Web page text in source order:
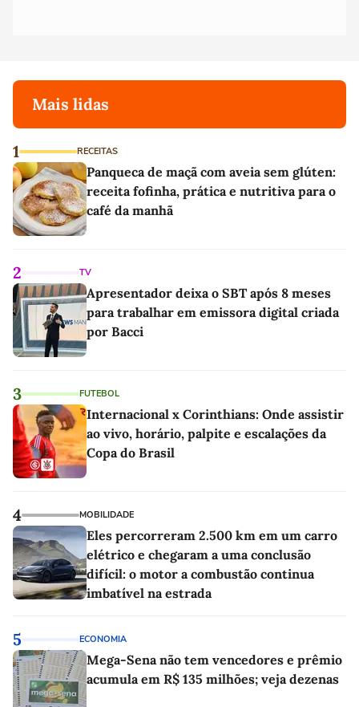
Mais lidas
1 RECEITAS
Panqueca de maçã com aveia sem glúten:
receita fofinha, prática e nutritiva para o
café da manhã
2 TV
Apresentador deixa o SBT após 8 meses
para trabalhar em emissora digital criada
por Bacci
3 FUTEBOL
Internacional x Corinthians: Onde assistir
ao vivo, horário, palpite e escalações da
Copa do Brasil
4 MOBILIDADE
Eles percorreram 2.500 km em um carro
elétrico e chegaram a uma conclusão
difícil: o motor a combustão continua
imbatível na estrada
5 ECONOMIA
Mega-Sena não tem vencedores e prêmio
acumula em R$ 135 milhões; veja dezenas